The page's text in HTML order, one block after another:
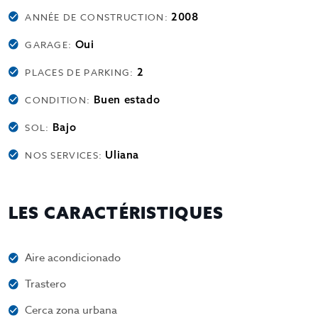
ANNÉE DE CONSTRUCTION:2008
GARAGE: Oui
PLACES DE PARKING: 2
CONDITION: Buen estado
SOL: Bajo
NOS SERVICES: Uliana
LES CARACTÉRISTIQUES
Aire acondicionado
Trastero
Cerca zona urbana